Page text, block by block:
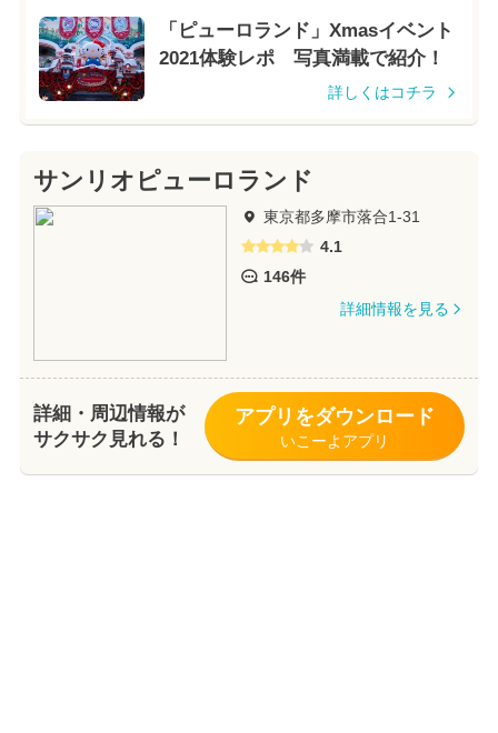
「ピューロランド」Xmasイベント
2021体験レポ 写真満載で紹介！
詳しくはコチラ
サンリオピューロランド
東京都多摩市落合1-31
4.1
146件
詳細情報を見る
詳細・周辺情報が
サクサク見れる！
アプリをダウンロード
いこーよアプリ